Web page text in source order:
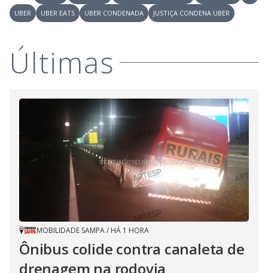
UBER
UBER EATS UBER CONDENADA JUSTIÇA CONDENA UBER
Últimas
MOBILIDADE SAMPA/ HÁ 1 HORA
Ônibus colide contra canaleta de
drenagem na rodovia